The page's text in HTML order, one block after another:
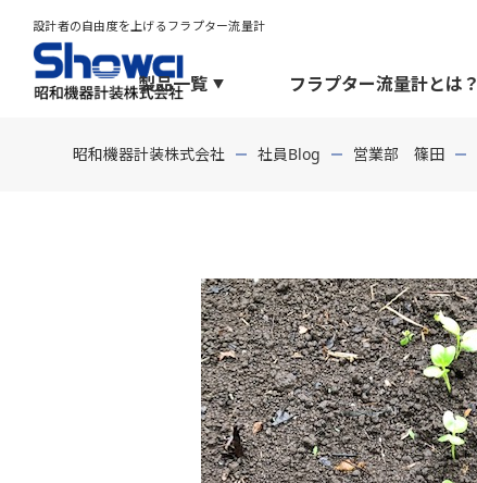
設計者の自由度を上げるフラプター流量計
製品一覧 フラプター流量計とは？
昭和機器計装株式会社 社員Blog 営業部 篠田